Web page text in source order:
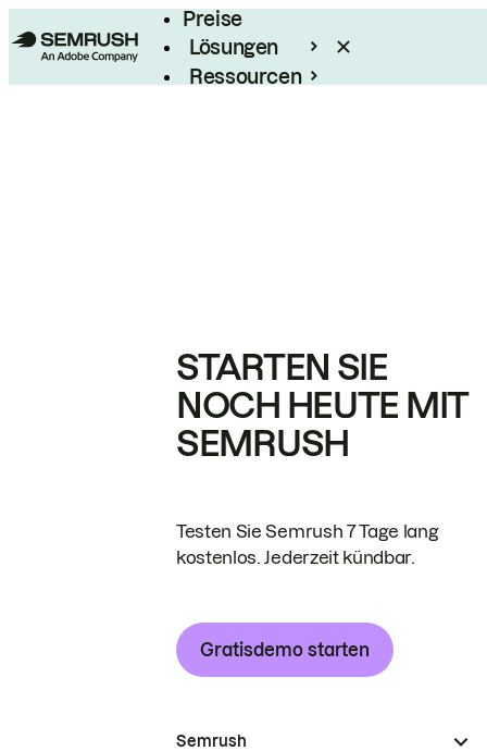
Preise
Lösungen
Ressourcen
STARTEN SIE
NOCH HEUTE MIT
SEMRUSH
Testen Sie Semrush 7 Tage lang
kostenlos. Jederzeit kündbar.
Gratisdemo starten
Semrush